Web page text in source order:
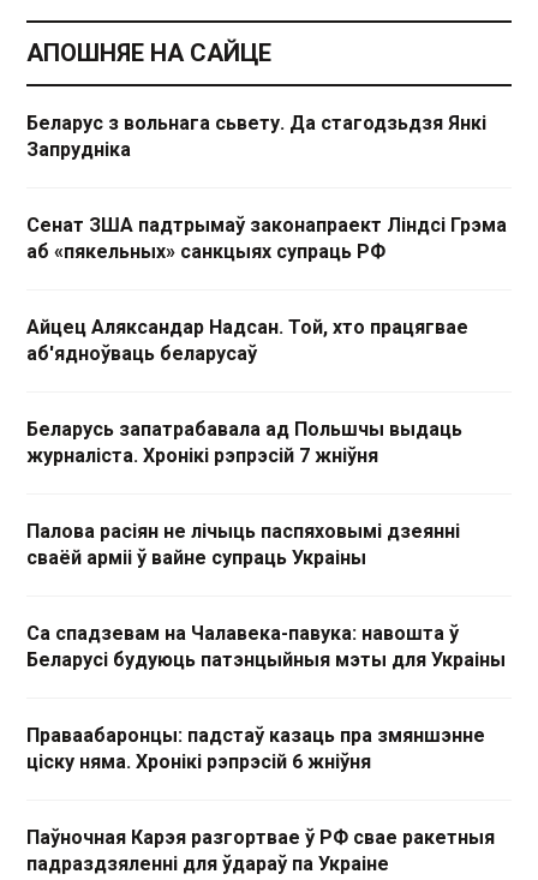
АПОШНЯЕ НА САЙЦЕ
Беларус з вольнага сьвету. Да стагодзьдзя Янкі
Запрудніка
Сенат ЗША падтрымаў законапраект Ліндсі Грэма
аб «пякельных» санкцыях супраць РФ
Айцец Аляксандар Надсан. Той, хто працягвае
аб'ядноўваць беларусаў
Беларусь запатрабавала ад Польшчы выдаць
журналіста. Хронікі рэпрэсій 7 жніўня
Палова расіян не лічыць паспяховымі дзеянні
сваёй арміі ў вайне супраць Украіны
Са спадзевам на Чалавека-павука: навошта ў
Беларусі будуюць патэнцыйныя мэты для Украіны
Праваабаронцы: падстаў казаць пра змяншэнне
ціску няма. Хронікі рэпрэсій 6 жніўня
Паўночная Карэя разгортвае ў РФ свае ракетныя
падраздзяленні для ўдараў па Украіне